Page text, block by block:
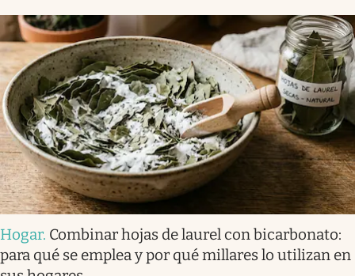
Hogar. Combinar hojas de laurel con bicarbonato:
para qué se emplea y por qué millares lo utilizan en